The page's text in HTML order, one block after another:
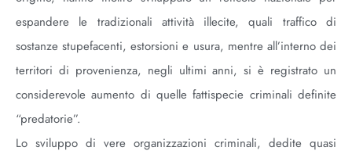
espandere le tradizionali attività illecite, quali traffico di
sostanze stupefacenti, estorsioni e usura, mentre all’interno dei
territori di provenienza, negli ultimi anni, si è registrato un
considerevole aumento di quelle fattispecie criminali definite
“predatorie”.
Lo sviluppo di vere organizzazioni criminali, dedite quasi